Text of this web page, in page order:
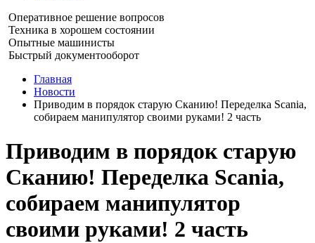
Оперативное решение вопросов
Техника в хорошем состоянии
Опытные машинисты
Быстрый документооборот
Главная
Новости
Приводим в порядок старую Сканию! Переделка Scania,
собираем манипулятор своими руками! 2 часть
Приводим в порядок старую
Сканию! Переделка Scania,
собираем манипулятор
своими руками! 2 часть